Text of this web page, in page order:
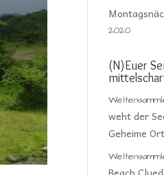
2020
(N)Euer
weht der
Geheime